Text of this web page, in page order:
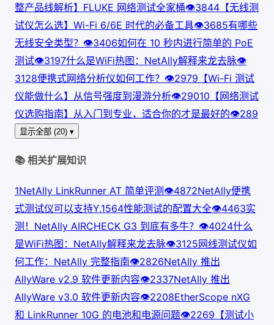
整产品线解析】FLUKE 网络测试全家桶👁3844 【无线测
试仪怎么选】Wi-Fi 6/6E 时代的必备工具👁3685有哪些
无线安全类型？ 👁3406如何在 10 秒内进行简单的 PoE
测试👁3197什么是WiFi热图：NetAlly解释来龙去脉👁
3128便携式网络分析仪如何工作？ 👁2979 【Wi-Fi 测试
仪能做什么】从信号强度到漫游分析👁29010 【网络测试
仪选购指南】从入门到专业，适合你的才是最好的👁289
显示全部 (20) ▾
📚 相关扩展知识
1NetAlly LinkRunner AT 简单评测👁4872NetAlly便携
式测试仪可以支持Y.1564性能测试的配置大全👁4463实
测！NetAlly AIRCHECK G3 到底有多牛？ 👁4024什么
是WiFi热图：NetAlly解释来龙去脉👁3125网线测试仪如
何工作：NetAlly 完整指南👁2826NetAlly 推出
AllyWare v2.9 软件更新内容👁2337NetAlly 推出
AllyWare v3.0 软件更新内容👁2208EtherScope nXG
和 LinkRunner 10G 的电池和电源问题👁2269 【测试小